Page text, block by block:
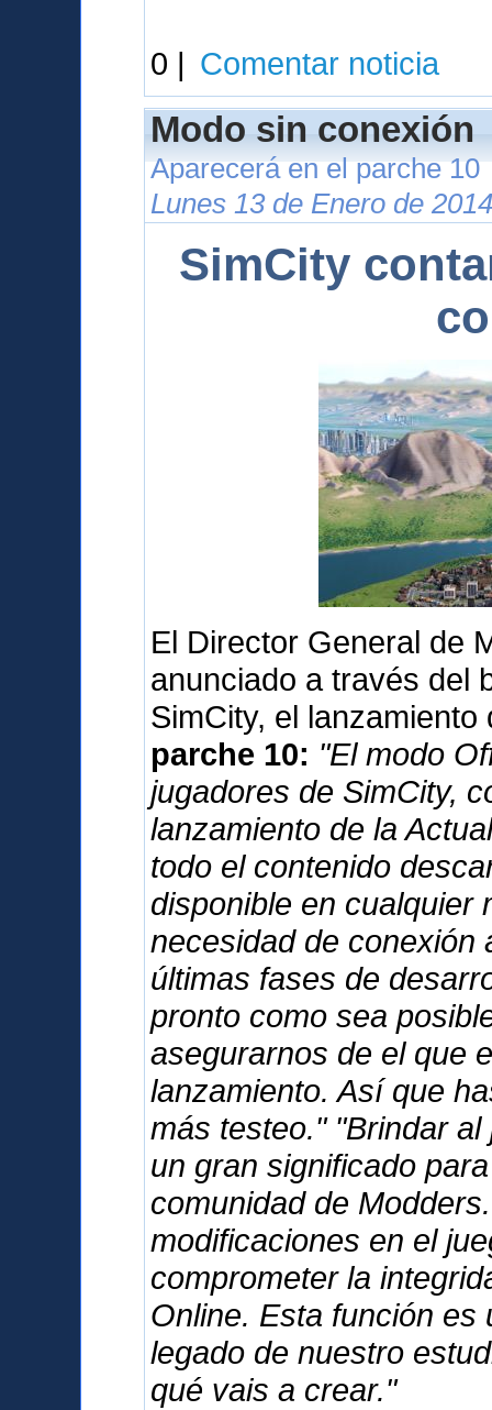
0 | Comentar noticia
Modo sin conexión
Aparecerá en el parche 10
Lunes 13 de Enero de
SimCity
El Director General de
anunciado a través del
SimCity, el
parche 10: "El modo
jugadores de SimCity,
lanzamiento de la
todo el contenido
disponible en cualquier
necesidad de conexión
últimas fases de
pronto como sea
asegurarnos de el que
lanzamiento. Así que
más testeo." "Brindar
un gran significado
comunidad de
modificaciones en el
comprometer la
Online. Esta función es
legado de nuestro
qué vais a crear."